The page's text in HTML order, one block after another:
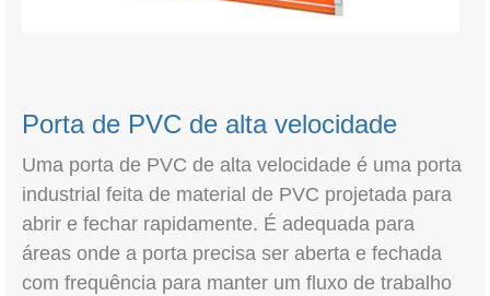
Porta de PVC de alta velocidade
Uma porta de PVC de alta velocidade é uma porta
industrial feita de material de PVC projetada para
abrir e fechar rapidamente. É adequada para
áreas onde a porta precisa ser aberta e fechada
com frequência para manter um fluxo de trabalho